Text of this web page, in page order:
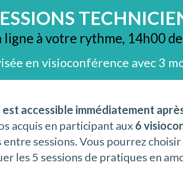
à votre rythme, 14h00
en visioconférence avec 3
accessible immédiatement
acquis en participant aux6
entre sessions. Vous pourrez
les 5 sessions de pratiques en